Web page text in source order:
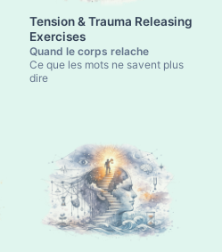
Tension & Trauma Releasing
Exercises
Quand le corps relache
Ce que les mots ne savent plus
dire